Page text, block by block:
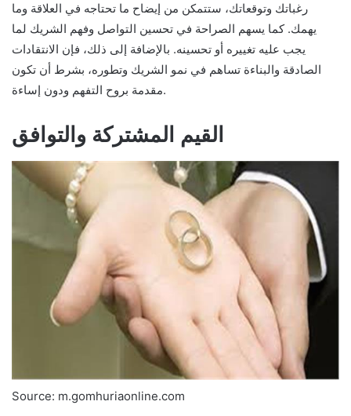
رغباتك وتوقعاتك، ستتمكن من إيضاح ما تحتاجه في العلاقة وما
يهمك. كما يسهم الصراحة في تحسين التواصل وفهم الشريك لما
يجب عليه تغييره أو تحسينه. بالإضافة إلى ذلك، فإن الانتقادات
الصادقة والبناءة تساهم في نمو الشريك وتطوره، بشرط أن تكون
مقدمة بروح التفهم ودون إساءة.
القيم المشتركة والتوافق
Source: m.gomhuriaonline.com